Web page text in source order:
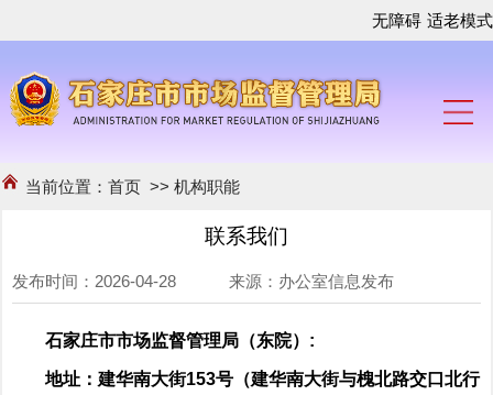
无障碍 适老模式
当前位置：首页 >>机构职能
联系我们
发布时间：2026-04-28 来源：办公室信息发布
石家庄市市场监督管理局（东院）:
地址：建华南大街153号（建华南大街与槐北路交口北行